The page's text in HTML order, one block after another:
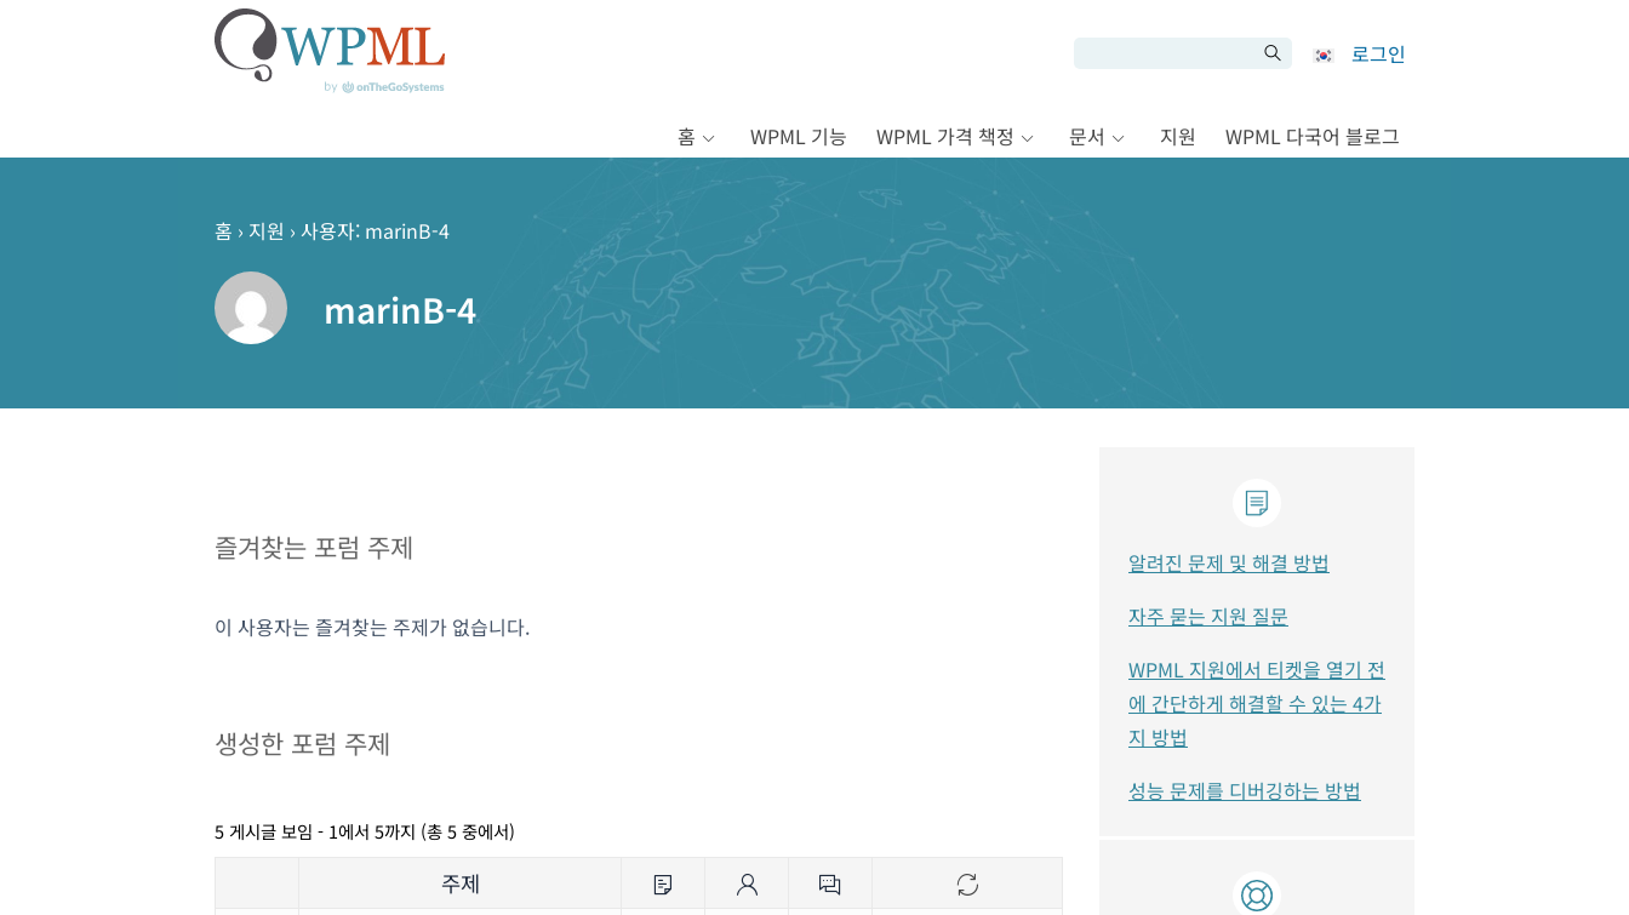
로그인
홈 WPML 기능 WPML 가격 책정 문서 지원 WPML 다국어 블로그
홈 › 지원 › 사용자: marinB-4
marinB-4
즐겨찾는 포럼 주제
이 사용자는 즐겨찾는 주제가 없습니다.
생성한 포럼 주제
5 게시글 보임 - 1에서 5까지 (총 5 중에서)
주제
알려진 문제 및 해결 방법
자주 묻는 지원 질문
WPML 지원에서 티켓을 열기 전
에 간단하게 해결할 수 있는 4가
지 방법
성능 문제를 디버깅하는 방법